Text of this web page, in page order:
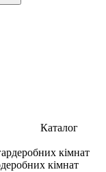
Каталог
кімнат